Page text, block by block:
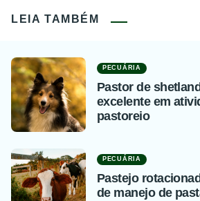
LEIA TAMBÉM
PECUÁRIA
Pastor de
excelente em
pastoreio
PECUÁRIA
Pastejo
de manejo de